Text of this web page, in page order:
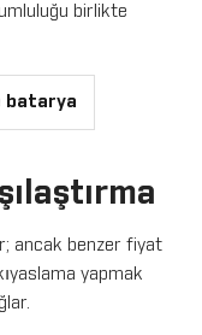
birlikte
batarya
ancak benzer fiyat
yapmak